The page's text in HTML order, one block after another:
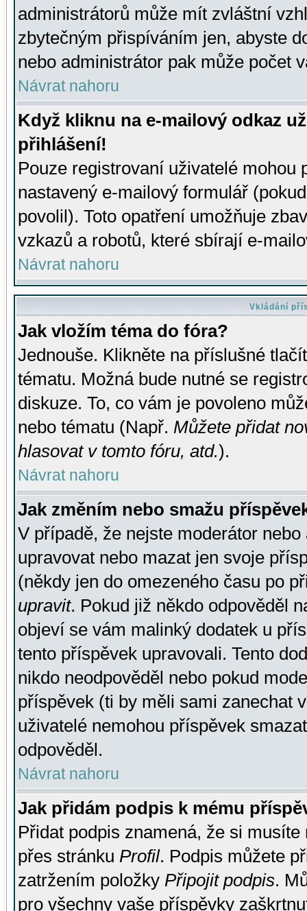
administrátorů může mít zvláštní
zbytečným přispíváním jen, abyste
nebo administrátor pak může počet
Návrat nahoru
Když kliknu na e-mailový odkaz
přihlášení!
Pouze registrovaní uživatelé mohou
nastavený e-mailový formulář
povolil). Toto opatření umožňuje
vzkazů a robotů, které sbírají e-
Návrat nahoru
Vkládání
Jak vložím téma do fóra?
Jednouše. Klikněte na příslušné
tématu. Možná bude nutné se
diskuze. To, co vám je povoleno
nebo tématu (Např. Můžete přidat
hlasovat v tomto fóru, atd.).
Návrat nahoru
Jak změním nebo smažu
V případě, že nejste moderátor
upravovat nebo mazat jen svoje
(někdy jen do omezeného času po
upravit. Pokud již někdo odpověděl
objeví se vám malinký dodatek u
tento příspěvek upravovali. Tento
nikdo neodpověděl nebo pokud
příspěvek (ti by měli sami zanechat
uživatelé nemohou příspěvek
odpověděl.
Návrat nahoru
Jak přidám podpis k mému
Přidat podpis znamená, že si
přes stránku Profil. Podpis můžete
zatržením položky Připojit podpis.
pro všechny vaše příspěvky